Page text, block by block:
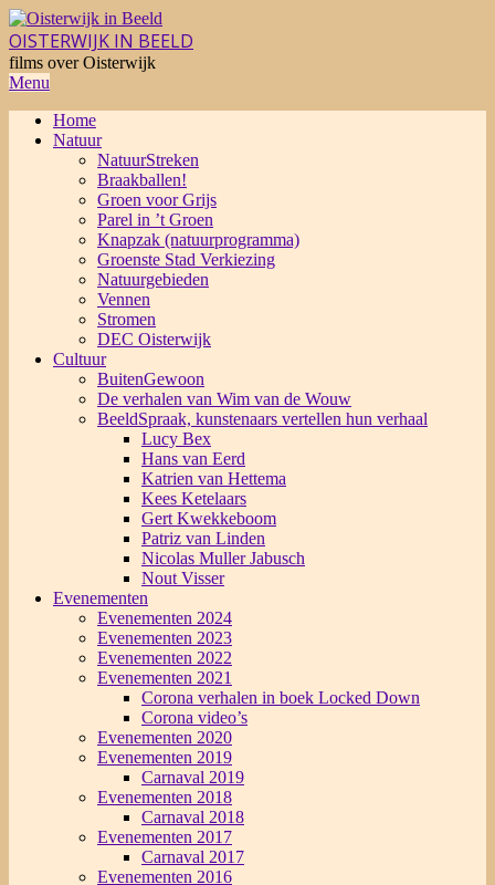
Skip
to
content
OISTERWIJK IN BEELD
films over Oisterwijk
Primary
Menu
Menu
Home
Natuur
NatuurStreken
Braakballen!
Groen voor Grijs
Parel in ’t Groen
Knapzak (natuurprogramma)
Groenste Stad Verkiezing
Natuurgebieden
Vennen
Stromen
DEC Oisterwijk
Cultuur
BuitenGewoon
De verhalen van Wim van de Wouw
BeeldSpraak, kunstenaars vertellen hun verhaal
Lucy Bex
Hans van Eerd
Katrien van Hettema
Kees Ketelaars
Gert Kwekkeboom
Patriz van Linden
Nicolas Muller Jabusch
Nout Visser
Evenementen
Evenementen 2024
Evenementen 2023
Evenementen 2022
Evenementen 2021
Corona verhalen in boek Locked Down
Corona video’s
Evenementen 2020
Evenementen 2019
Carnaval 2019
Evenementen 2018
Carnaval 2018
Evenementen 2017
Carnaval 2017
Evenementen 2016